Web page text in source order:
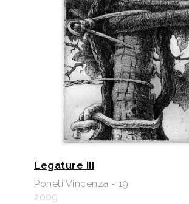
Legature III
Poneti Vincenza - 19
2009